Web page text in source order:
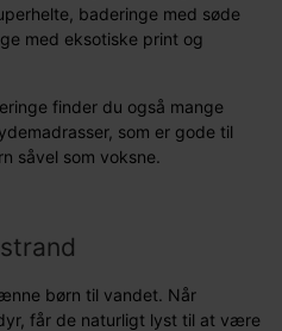
baderinge med søde
med eksotiske print og
finder du også mange
som er gode til
såvel som voksne.
børn til vandet. Når
får de naturligt lyst til at være